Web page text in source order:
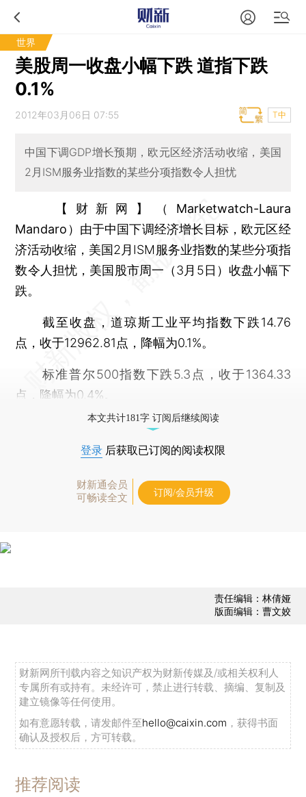
世界
美股周一收盘小幅下跌 道指下跌
0.1%
2012年03月06日 07:55 T中
中国下调GDP增长预期，欧元区经济活动收缩，美国
2月ISM服务业指数的某些分项指数令人担忧
【财新网】（Marketwatch-Laura
Mandaro） 由于中国下调经济增长目标，欧元区经
济活动收缩，美国2月ISM服务业指数的某些分项指
数令人担忧，美国股市周一（3月5日）收盘小幅下
跌。
截至收盘，道琼斯工业平均指数下跌14.76
点，收于12962.81点，降幅为0.1%。
标准普尔500指数下跌5.3点，收于1364.33
点，降幅为0.4%。
本文共计181字 订阅后继续阅读
登录 后获取已订阅的阅读权限
财新通会员
可畅读全文
订阅/会员升级
责任编辑：林倩娅
版面编辑：曹文姣
财新网所刊载内容之知识产权为财新传媒及/或相关权利人
专属所有或持有。未经许可，禁止进行转载、摘编、复制及
建立镜像等任何使用。
如有意愿转载，请发邮件至hello@caixin.com ，获得书面
确认及授权后，方可转载。
推荐阅读